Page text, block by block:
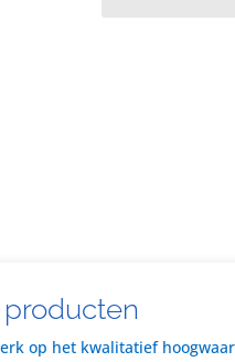
op het kwalitatief